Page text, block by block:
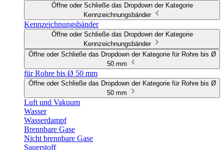
Öffne oder Schließe das Dropdown der Kategorie
Kennzeichnungsbänder
Kennzeichnungsbänder
Öffne oder Schließe das Dropdown der Kategorie
Kennzeichnungsbänder
Öffne oder Schließe das Dropdown der Kategorie für Rohre bis Ø
50 mm
für Rohre bis Ø 50 mm
Öffne oder Schließe das Dropdown der Kategorie für Rohre bis Ø
50 mm
Luft und Vakuum
Wasser
Wasserdampf
Brennbare Gase
Nicht brennbare Gase
Sauerstoff